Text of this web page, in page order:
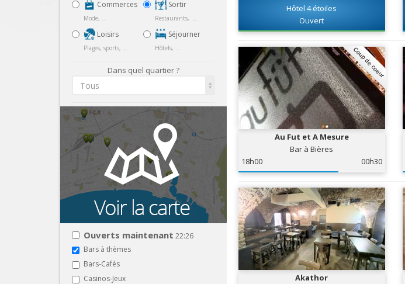
Commerces
Mode, ...
Loisirs
Plages, sports, ...
Sortir
Restaurants, ...
Séjourner
Hôtels, ...
Dans quel quartier ?
Tous
Ouverts maintenant 22:26
Bars à thèmes
Bars-Cafés
Casinos-Jeux
Hôtel 4 étoiles
Ouvert
Coup de coeur
Au Fut et A Mesure
Bar à Bières
18h00
00h30
Akathor